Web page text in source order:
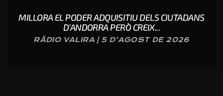
MILLORA EL PODER ADQUISITIU DELS CIUTADANS
D’ANDORRA PERÒ CREIX...
RÀDIO VALIRA | 5 D'AGOST DE 2026